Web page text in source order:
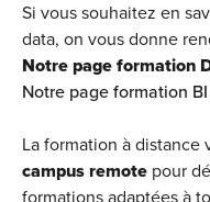
Si vous souhaitez en
data, on vous donne
Notre page formation
Notre page formation
La formation à distance
campus remote pour
formations adaptées à